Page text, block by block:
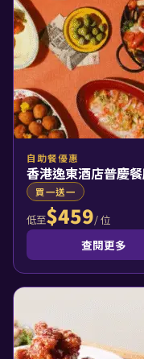
自助餐優惠
香港逸東酒店普慶
買一送一
低至$459/ 位
查閱更多